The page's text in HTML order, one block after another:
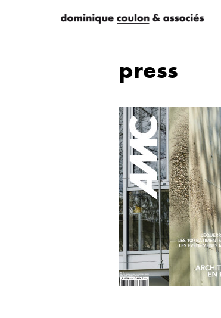
press